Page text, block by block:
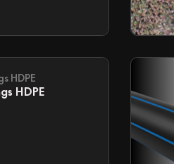
HDPE
HDPE